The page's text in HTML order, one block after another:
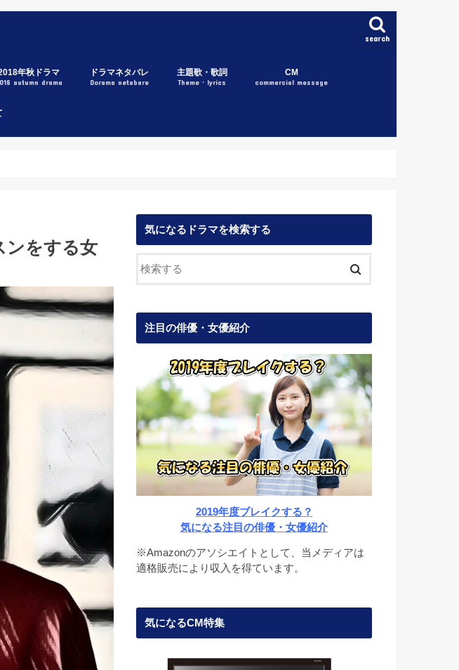
search
年秋ドラマ
autumn drama
から俺は！！
愛
ガルVスーツ
なれない私たち
聖日記
は奇跡でできている
ロケット
レントヴォイス
のサチコ
相手は抽選で
ドラマネタバレ
Dorama netabare
主題歌・歌詞
Theme・lyrics
CM
commercial message
ンをする女
気になるドラマを検索する
注目の俳優・女優紹介
2019年度ブレイクする？
気になる注目の俳優・女優紹介
※Amazonのアソシエイトとして、当メディアは
適格販売により収入を得ています。
気になるCM特集